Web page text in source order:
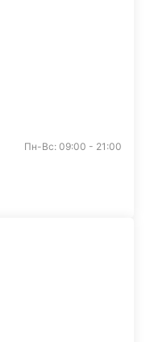
Пн-Вс: 09:00 - 21:00